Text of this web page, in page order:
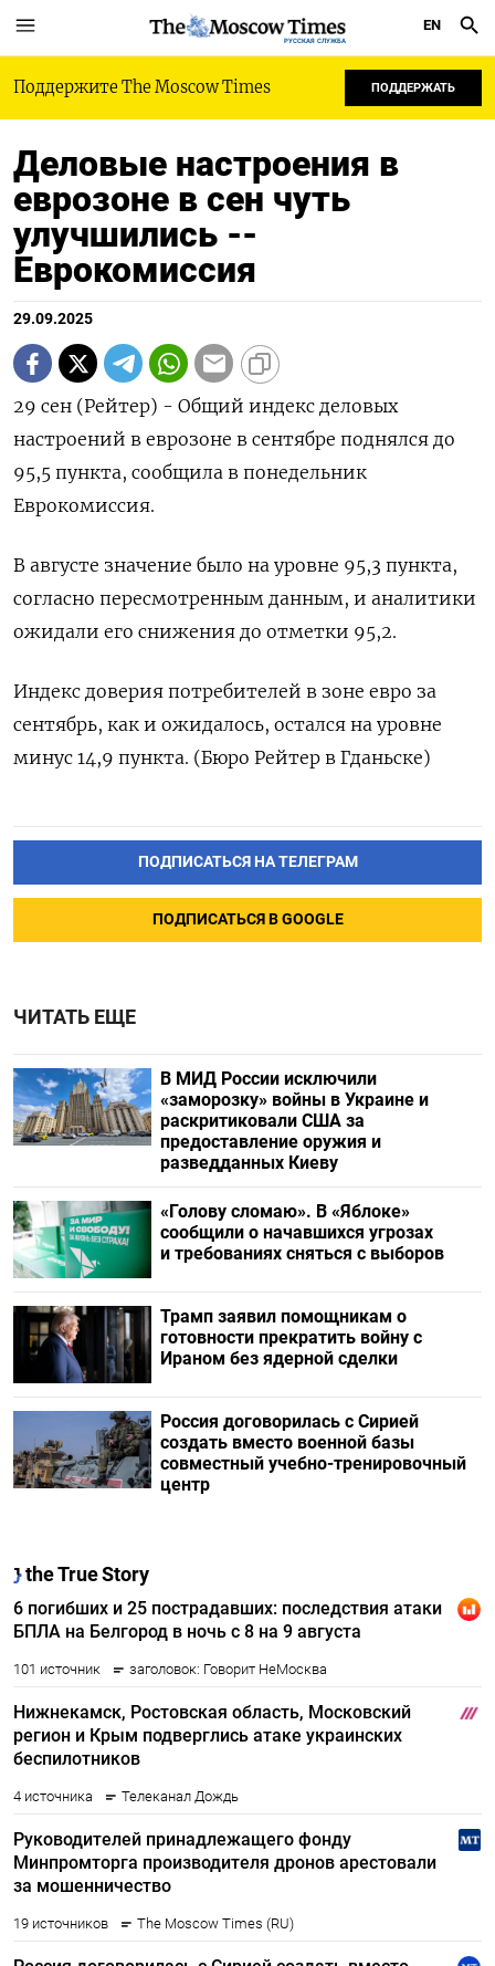
РУССКАЯ СЛУЖБА
EN
Поддержите The Moscow Times ПОДДЕРЖАТЬ
Деловые настроения в
еврозоне в сен чуть
улучшились --
Еврокомиссия
29.09.2025
29 сен (Рейтер) - Общий индекс деловых
настроений в еврозоне в сентябре поднялся до
95,5 пункта, сообщила в понедельник
Еврокомиссия.
В августе значение было на уровне 95,3 пункта,
согласно пересмотренным данным, и аналитики
ожидали его снижения до отметки 95,2.
Индекс доверия потребителей в зоне евро за
сентябрь, как и ожидалось, остался на уровне
минус 14,9 пункта. (Бюро Рейтер в Гданьске)
ПОДПИСАТЬСЯ НА ТЕЛЕГРАМ
ПОДПИСАТЬСЯ В GOOGLE
ЧИТАТЬ ЕЩЕ
В МИД России исключили
«заморозку» войны в Украине и
раскритиковали США за
предоставление оружия и
разведданных Киеву
«Голову сломаю». В «Яблоке»
сообщили о начавшихся угрозах
и требованиях сняться с выборов
Трамп заявил помощникам о
готовности прекратить войну с
Ираном без ядерной сделки
Россия договорилась с Сирией
создать вместо военной базы
совместный учебно-тренировочный
центр